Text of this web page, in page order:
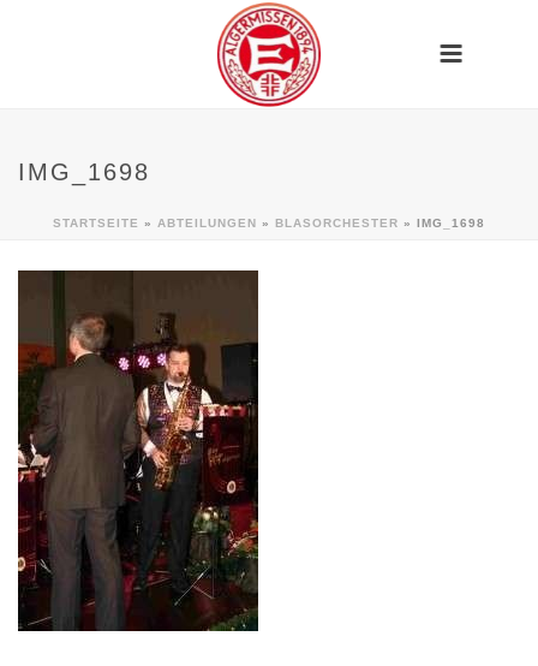
IMG_1698
STARTSEITE » ABTEILUNGEN » BLASORCHESTER » IMG_1698